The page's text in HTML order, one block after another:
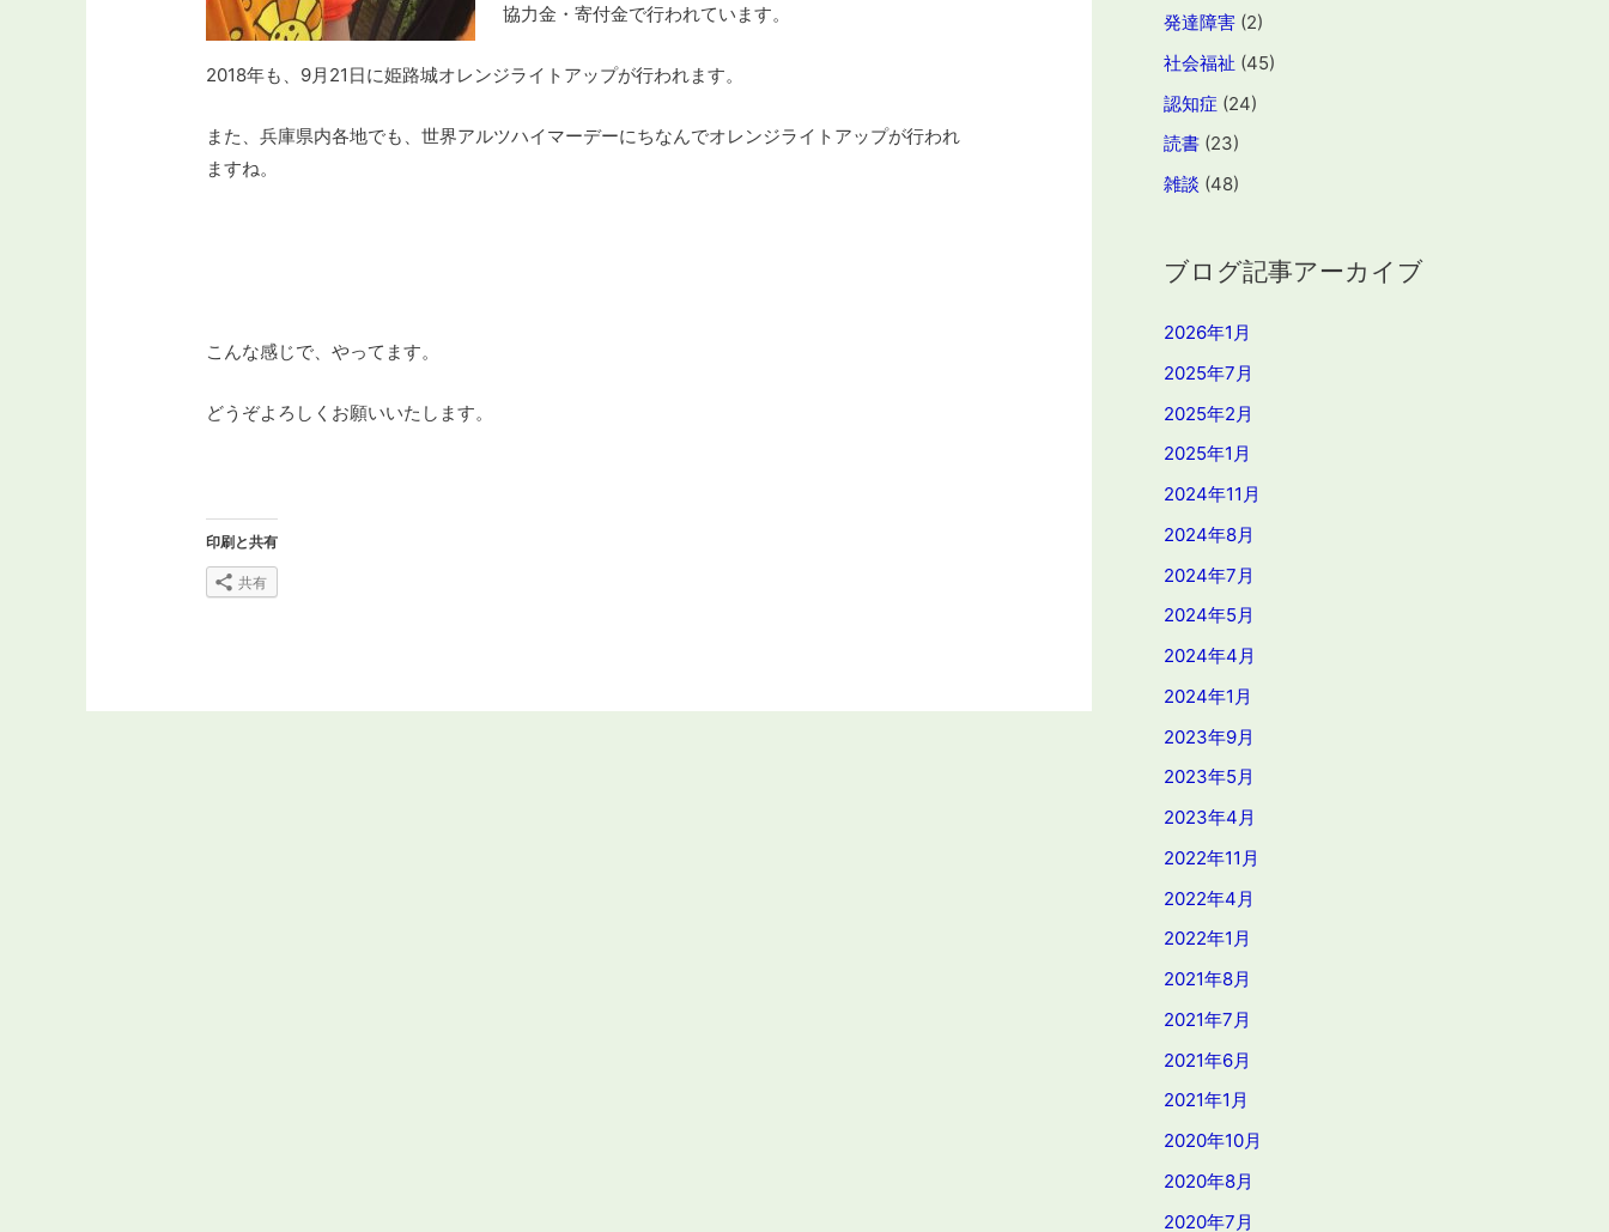
協力金・寄付金で行われています。
2018年も、9月21日に姫路城オレンジライトアップが行われます。
また、兵庫県内各地でも、世界アルツハイマーデーにちなんでオレンジライトアップが行われ
ますね。
こんな感じで、やってます。
どうぞよろしくお願いいたします。
印刷と共有
共有
発達障害 (2)
社会福祉 (45)
認知症 (24)
読書 (23)
雑談 (48)
ブログ記事アーカイブ
2026年1月
2025年7月
2025年2月
2025年1月
2024年11月
2024年8月
2024年7月
2024年5月
2024年4月
2024年1月
2023年9月
2023年5月
2023年4月
2022年11月
2022年4月
2022年1月
2021年8月
2021年7月
2021年6月
2021年1月
2020年10月
2020年8月
2020年7月